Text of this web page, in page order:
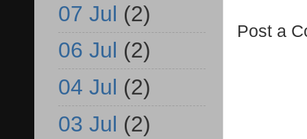
Post a
07 Jul (2)
06 Jul (2)
04 Jul (2)
03 Jul (2)